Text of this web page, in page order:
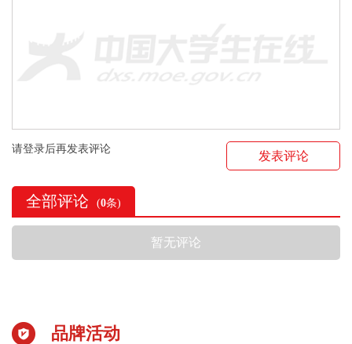
请登录后再发表评论
发表评论
全部评论 (0条)
暂无评论
品牌活动